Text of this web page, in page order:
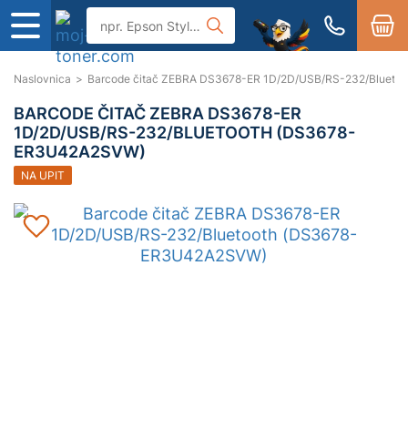
Naslovnica > Barcode čitač ZEBRA DS3678-ER 1D/2D/USB/RS-232/
BARCODE ČITAČ ZEBRA DS3678-ER
1D/2D/USB/RS-232/BLUETOOTH (DS3678-
ER3U42A2SVW)
NA UPIT